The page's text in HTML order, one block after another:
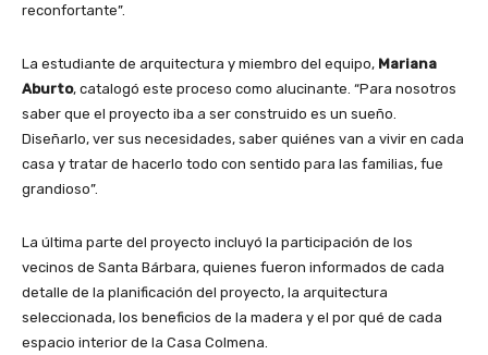
reconfortante”.
La estudiante de arquitectura y miembro del equipo, Mariana
Aburto, catalogó este proceso como alucinante. “Para nosotros
saber que el proyecto iba a ser construido es un sueño.
Diseñarlo, ver sus necesidades, saber quiénes van a vivir en cada
casa y tratar de hacerlo todo con sentido para las familias, fue
grandioso”.
La última parte del proyecto incluyó la participación de los
vecinos de Santa Bárbara, quienes fueron informados de cada
detalle de la planificación del proyecto, la arquitectura
seleccionada, los beneficios de la madera y el por qué de cada
espacio interior de la Casa Colmena.